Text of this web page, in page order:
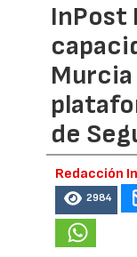
InPost
Murcia
de
Redacción
2984